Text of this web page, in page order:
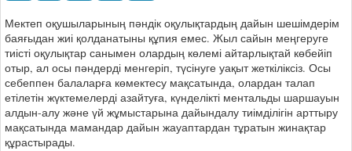
Мектеп оқушыларының пәндік оқулықтардың дайын шешімдерім
баяғыдан жиі қолданатыны құпия емес. Жыл сайын меңгеруге
тиісті оқулықтар санымен олардың көлемі айтарлықтай көбейіп
отыр, ал осы пәндерді менгеріп, түсінуге уақыт жеткіліксіз. Осы
себеппен балаларға көмектесу мақсатында, олардан талап
етілетін жүктемелерді азайтуға, күнделікті ментальды шаршауын
алдын-алу және үй жұмыстарына дайындалу тиімділігін арттыру
мақсатында мамандар дайын жауаптардан тұратын жинақтар
құрастырады.